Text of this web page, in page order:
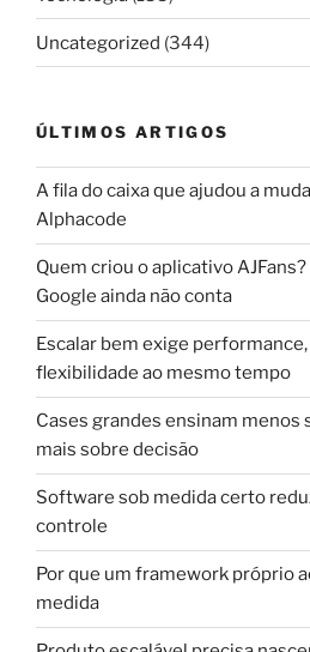
Uncategorized (344)
ÚLTIMOS ARTIGOS
A fila do caixa que ajudou a
Alphacode
Quem criou o aplicativo
Google ainda não conta
Escalar bem exige
flexibilidade ao mesmo tempo
Cases grandes ensinam menos
mais sobre decisão
Software sob medida certo
controle
Por que um framework próprio
medida